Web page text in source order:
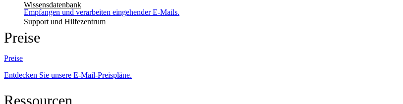
Wissensdatenbank
Support und Hilfezentrum
Empfangen und verarbeiten eingehender E-Mails.
Preise
Preise
Entdecken Sie unsere E-Mail-Preispläne.
Ressourcen